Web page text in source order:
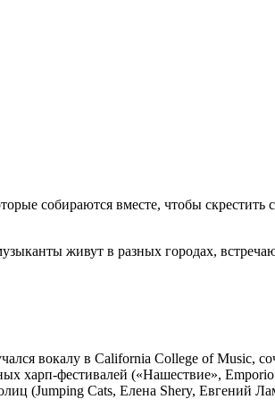
собираются вместе, чтобы
живут в разных городах,
вокалу в California College of Music,
харп-фестивалей («Нашествие»,
(Jumping Cats, Елена Shery, Евгений